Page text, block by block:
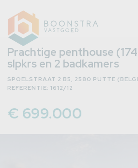
Prachtige penthouse
slpkrs en 2 badkamers
SPOELSTRAAT 2 B5, 2580 PUTTE
REFERENTIE: 1612/12
€ 699.000